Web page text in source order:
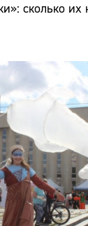
сколько их